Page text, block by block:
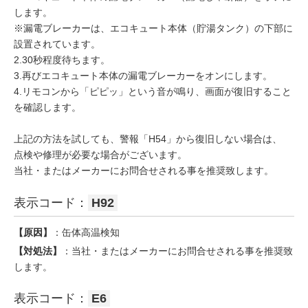
します。
※漏電ブレーカーは、エコキュート本体（貯湯タンク）の下部に
設置されています。
2.30秒程度待ちます。
3.再びエコキュート本体の漏電ブレーカーをオンにします。
4.リモコンから「ピピッ」という音が鳴り、画面が復旧すること
を確認します。
上記の方法を試しても、警報「H54」から復旧しない場合は、
点検や修理が必要な場合がございます。
当社・またはメーカーにお問合せされる事を推奨致します。
表示コード： H92
【原因】
：缶体高温検知
【対処法】
：当社・またはメーカーにお問合せされる事を推奨致
します。
表示コード： E6